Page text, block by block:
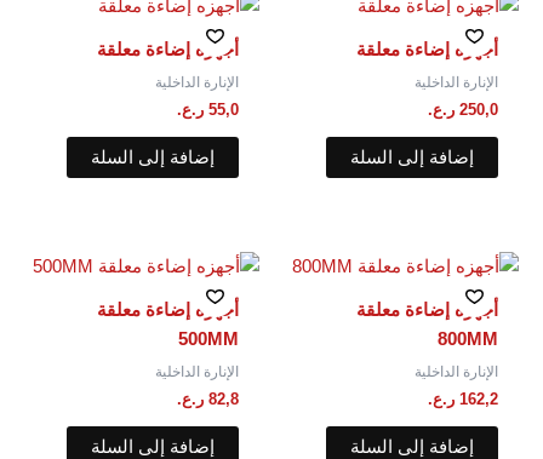
أجهزه إضاءة معلقة
الإنارة الداخلية
250,0 ر.ع.
إضافة إلى السلة
أجهزه إضاءة معلقة
الإنارة الداخلية
55,0 ر.ع.
إضافة إلى السلة
أجهزه إضاءة معلقة
800MM
الإنارة الداخلية
162,2 ر.ع.
إضافة إلى السلة
أجهزه إضاءة معلقة
500MM
الإنارة الداخلية
82,8 ر.ع.
إضافة إلى السلة